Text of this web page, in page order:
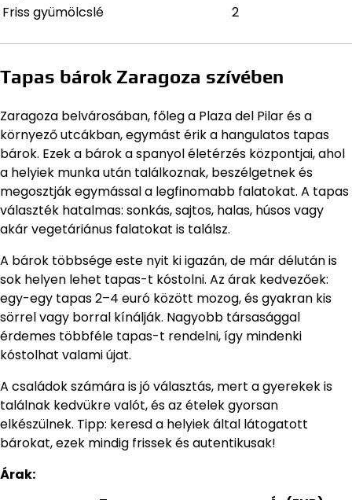
Friss gyümölcslé
2
Tapas bárok Zaragoza szívében
Zaragoza belvárosában, főleg a Plaza del Pilar és a
környező utcákban, egymást érik a hangulatos tapas
bárok. Ezek a bárok a spanyol életérzés központjai, ahol
a helyiek munka után találkoznak, beszélgetnek és
megosztják egymással a legfinomabb falatokat. A tapas
választék hatalmas: sonkás, sajtos, halas, húsos vagy
akár vegetáriánus falatokat is találsz.
A bárok többsége este nyit ki igazán, de már délután is
sok helyen lehet tapas-t kóstolni. Az árak kedvezőek:
egy-egy tapas 2–4 euró között mozog, és gyakran kis
sörrel vagy borral kínálják. Nagyobb társasággal
érdemes többféle tapas-t rendelni, így mindenki
kóstolhat valami újat.
A családok számára is jó választás, mert a gyerekek is
találnak kedvükre valót, és az ételek gyorsan
elkészülnek. Tipp: keresd a helyiek által látogatott
bárokat, ezek mindig frissek és autentikusak!
Árak: